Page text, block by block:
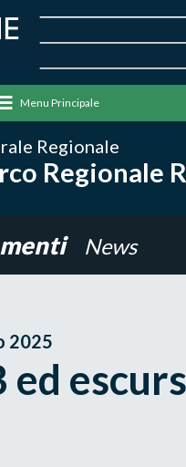
Menu Principale
Regionale
Regionale
News
2025
ed